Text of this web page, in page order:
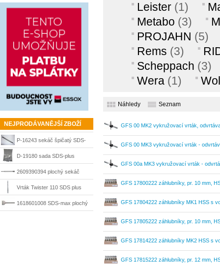
NEJPRODÁVANĚJŠÍ ZBOŽÍ
P-16243 sekáč špičatý SDS-
max 400 mm Makita
D-19180 sada SDS-plus
sekáče a vrtáky Makita
2609390394 plochý sekáč
SDS-plus 20/250 mm Bosch
Vrták Twister 110 SDS plus
6x100/160 mm Diager
1618601008 SDS-max plochý
Leister (1)
Metabo (3)
PROJAHN (5)
Rems (3)
Scheppach (3)
Wera (1)
Náhledy Seznam
GFS 00 MK2 vykružovací vrták,
GFS 00 MK3 vykružovací vrták -
GFS 00a MK3 vykružovací vrták -
GFS 17800222 záhlubníky, pr. 10 mm,
GFS 17804222 záhlubníky MK1 HSS s
GFS 17805222 záhlubníky, pr. 10 mm,
GFS 17814222 záhlubníky MK2 HSS s
GFS 17815222 záhlubníky, pr. 12 mm,